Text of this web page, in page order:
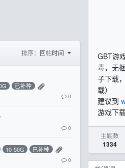
排序： 回帖时间
已补种
0
0
10-50G 已补种
0
GBT游
毒，无
子下载
载）
建议到
游戏下
主题数
1334